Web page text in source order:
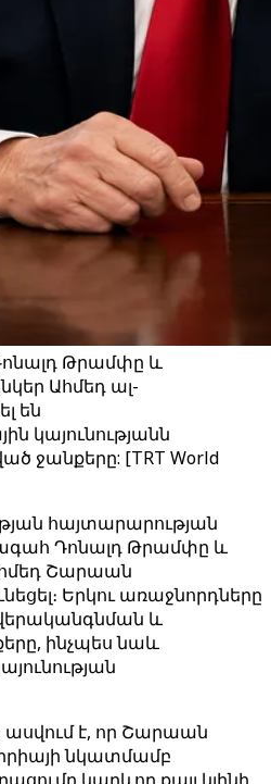
Թրամփը և
Ահմեդ ալ-
են
կայունությանն
ջանքերը: [TRT World
հայտարարության
Դոնալդ Թրամփը և
Շարաան
Երկու առաջնորդները
վերականգնման և
ինչպես նաև
է, որ Շարաան
նկատմամբ